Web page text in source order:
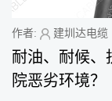
作者: 建圳达电缆
耐油、耐候、
院恶劣环境？